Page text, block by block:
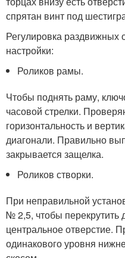
спрятан винт под
Регулировка раздвижных
настройки:
Роликов рамы.
Чтобы поднять раму,
часовой стрелки.
горизонтальность и
диагонали. Правильно
закрывается защелка.
Роликов створки.
При неправильной
№ 2,5, чтобы перекрутить
центральное отверстие.
одинакового уровня